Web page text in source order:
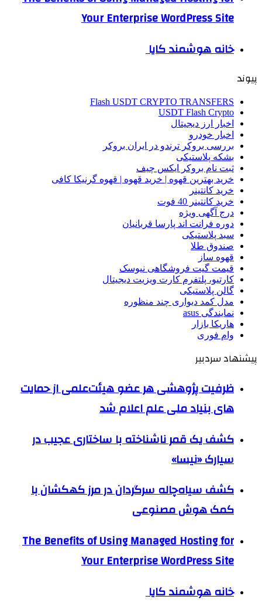
Your Enterprise WordPress Site
خانه هوشمند کایا
پیوند
Flash USDT CRYPTO TRANSFERS
USDT Flash Crypto
اخبار ارز دیجیتال
اخبار خودرو
بررسی بروکر ترندو در ایران بروکر
بشکه پلاستیکی
ثبت نام بروکر ایکس چیف
خرید بهترین قهوه | خرید قهوه | قهوه گرنیکا کافی
خرید کانتینر
خرید کانتینر 40 فوت
درج آگهی ویژه
دوره فرانت اند پارسا قربانیان
سبد پلاستیکی
صندوق طلا
قهوه ساز
قیمت گیت فروشگاهی نیوسک
کارتیو، پلتفرم کارت ویزیت دیجیتال
گالن پلاستیکی
مدل کمد دیواری چند منظوره
نمایندگی asus
هاریکا بازار
وام فوری
پیشنهاد سردبیر
ظرفیت پژوهشی هر عضو هیئت‌علمی از حمایت
های بنیاد ملی علم اعلام شد
کشف یک قمر ناشناخته با ساختاری عجیب در
سیارک «نیسا»
کشف سیاه‌چاله سرگردان در مرز کهکشان با
کمک هوش مصنوعی
The Benefits of Using Managed Hosting for
Your Enterprise WordPress Site
خانه هوشمند کایا